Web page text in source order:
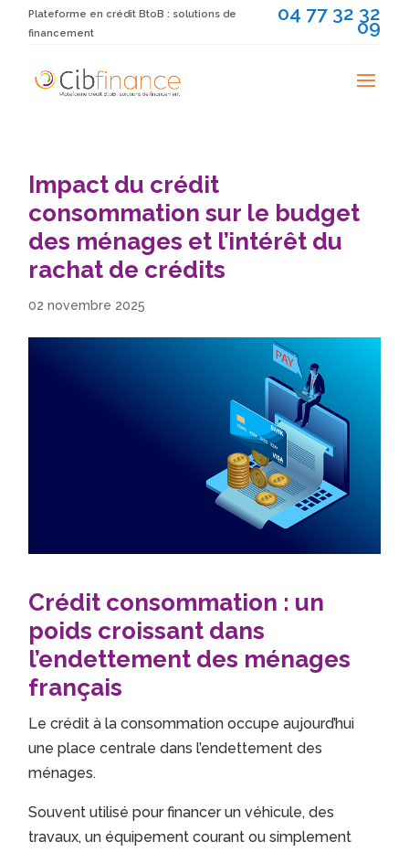
Plateforme en crédit BtoB : solutions de
financement
04 77 32 32
09
Impact du crédit
consommation sur le budget
des ménages et l’intérêt du
rachat de crédits
02 novembre 2025
Crédit consommation : un
poids croissant dans
l’endettement des ménages
français
Le crédit à la consommation occupe aujourd’hui
une place centrale dans l’endettement des
ménages.
Souvent utilisé pour financer un véhicule, des
travaux, un équipement courant ou simplement